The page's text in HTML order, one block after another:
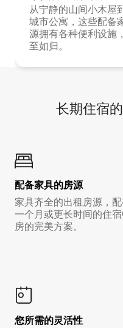
从宁静的山间小木屋
城市公寓，这些配备
源拥有各种便利设施
至如归。
长期住宿
配备家具的房源
家具齐全的出租房源，
一个月或更长时间的住
房的完美方案。
您所需的灵活性